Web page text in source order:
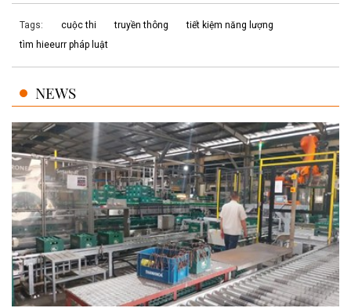
Tags: cuộc thi truyền thông
tiết kiệm năng lượng
tìm hieeurr pháp luật
NEWS